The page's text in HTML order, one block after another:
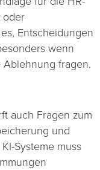
oder
Entscheidungen
wenn
fragen.
auch Fragen zum
und
Systeme muss